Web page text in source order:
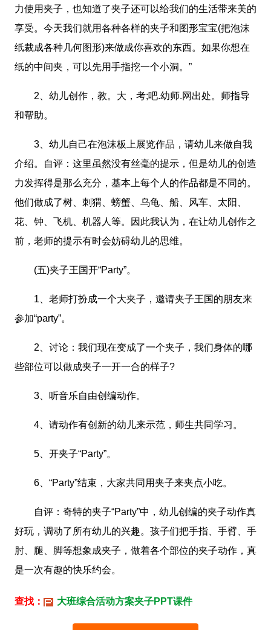
力使用夹子，也知道了夹子还可以给我们的生活带来美的
享受。今天我们就用各种各样的夹子和图形宝宝(把泡沫
纸裁成各种几何图形)来做成你喜欢的东西。如果你想在
纸的中间夹，可以先用手指挖一个小洞。”
2、幼儿创作，教。大，考;吧.幼师.网出处。师指导
和帮助。
3、幼儿自己在泡沫板上展览作品，请幼儿来做自我
介绍。自评：这里虽然没有丝毫的提示，但是幼儿的创造
力发挥得是那么充分，基本上每个人的作品都是不同的。
他们做成了树、刺猬、螃蟹、乌龟、船、风车、太阳、
花、钟、飞机、机器人等。因此我认为，在让幼儿创作之
前，老师的提示有时会妨碍幼儿的思维。
(五)夹子王国开“Party”。
1、老师打扮成一个大夹子，邀请夹子王国的朋友来
参加“party”。
2、讨论：我们现在变成了一个夹子，我们身体的哪
些部位可以做成夹子一开一合的样子?
3、听音乐自由创编动作。
4、请动作有创新的幼儿来示范，师生共同学习。
5、开夹子“Party”。
6、“Party”结束，大家共同用夹子来夹点小吃。
自评：奇特的夹子“Party”中，幼儿创编的夹子动作真
好玩，调动了所有幼儿的兴趣。孩子们把手指、手臂、手
肘、腿、脚等想象成夹子，做着各个部位的夹子动作，真
是一次有趣的快乐约会。
查找： 大班综合活动方案夹子PPT课件